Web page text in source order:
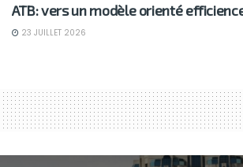
ATB: vers un modèle orienté
23 JUILLET 2026